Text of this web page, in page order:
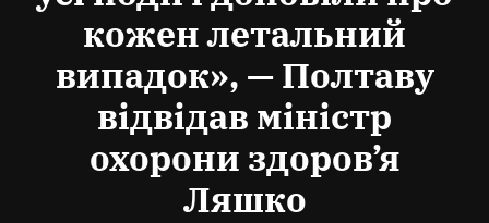
кожен летальний
випадок», — Полтаву
відвідав міністр
охорони здоров’я
Ляшко